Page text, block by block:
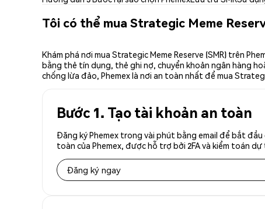
Tôi có thể mua Strategic Meme
Khám phá nơi mua Strategic Meme Reserve (SMR) trên
bằng thẻ tín dụng, thẻ ghi nợ, chuyển khoản ngân hàng
chống lừa đảo, Phemex là nơi an toàn nhất để mua
Bước 1. Tạo tài khoản an toàn
Đăng ký Phemex trong vài phút bằng email để bắt
toàn của Phemex, được hỗ trợ bởi 2FA và kiểm toán
Đăng ký ngay